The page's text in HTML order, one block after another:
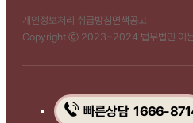
개인정보처리 취급방침면책공고
Copyright ⓒ 2023~2024 법무법인 이
빠른상담 1666-